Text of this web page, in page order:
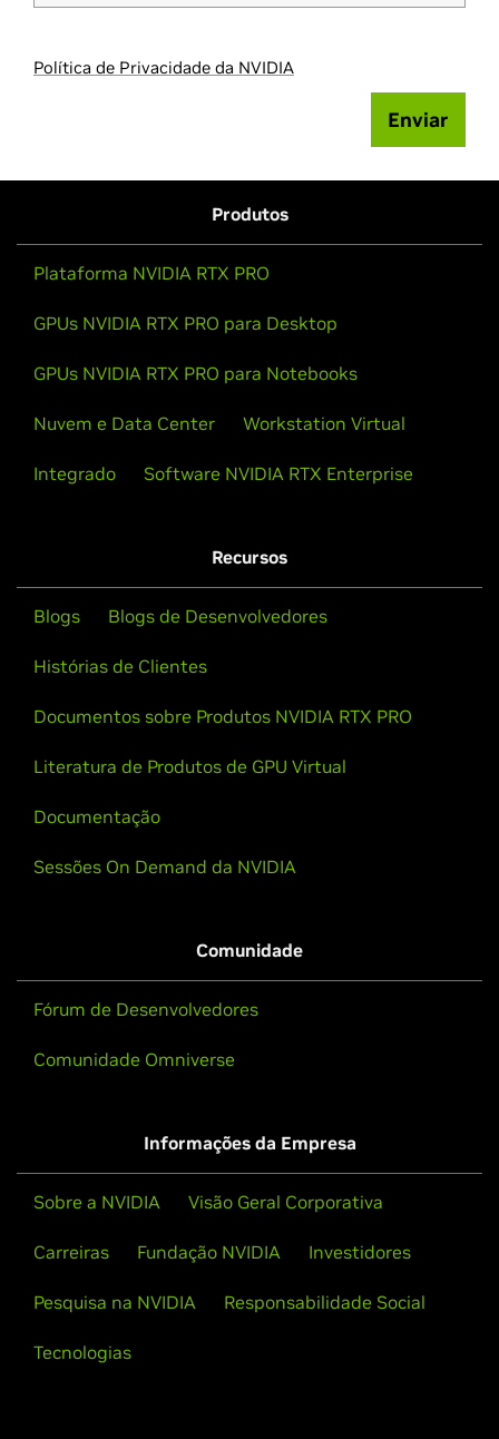
Política de Privacidade da NVIDIA
Enviar
Produtos
Plataforma NVIDIA RTX PRO
GPUs NVIDIA RTX PRO para Desktop
GPUs NVIDIA RTX PRO para Notebooks
Nuvem e Data Center Workstation Virtual
Integrado Software NVIDIA RTX Enterprise
Recursos
Blogs Blogs de Desenvolvedores
Histórias de Clientes
Documentos sobre Produtos NVIDIA RTX PRO
Literatura de Produtos de GPU Virtual
Documentação
Sessões On Demand da NVIDIA
Comunidade
Fórum de Desenvolvedores
Comunidade Omniverse
Informações da Empresa
Sobre a NVIDIA Visão Geral Corporativa
Carreiras Fundação NVIDIA Investidores
Pesquisa na NVIDIA Responsabilidade Social
Tecnologias